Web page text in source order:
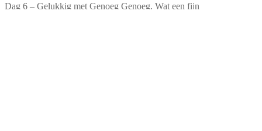
Dag 6 – Gelukkig met Genoeg Genoeg. Wat een fijn